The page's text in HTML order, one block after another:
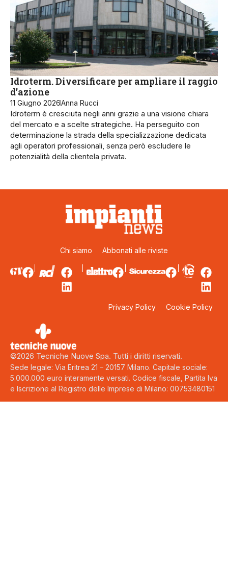
Idroterm. Diversificare per ampliare il raggio
d’azione
11 Giugno 2026Anna Rucci
Idroterm è cresciuta negli anni grazie a una visione chiara
del mercato e a scelte strategiche. Ha perseguito con
determinazione la strada della specializzazione dedicata
agli operatori professionali, senza però escludere le
potenzialità della clientela privata.
Chi siamo Abbonati alle riviste
Privacy Policy Cookie Policy
©2026 Tecniche Nuove Spa. Tutti i diritti riservati.
Sede legale: Via Eritrea 21 – 20157 Milano. Capitale sociale:
5.000.000 euro interamente versati. Codice fiscale, Partita Iva
e Iscrizione al Registro delle Imprese di Milano: 00753480151